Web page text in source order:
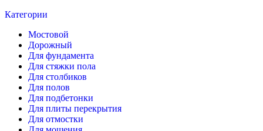
Категории
Мостовой
Дорожный
Для фундамента
Для стяжки пола
Для столбиков
Для полов
Для подбетонки
Для плиты перекрытия
Для отмостки